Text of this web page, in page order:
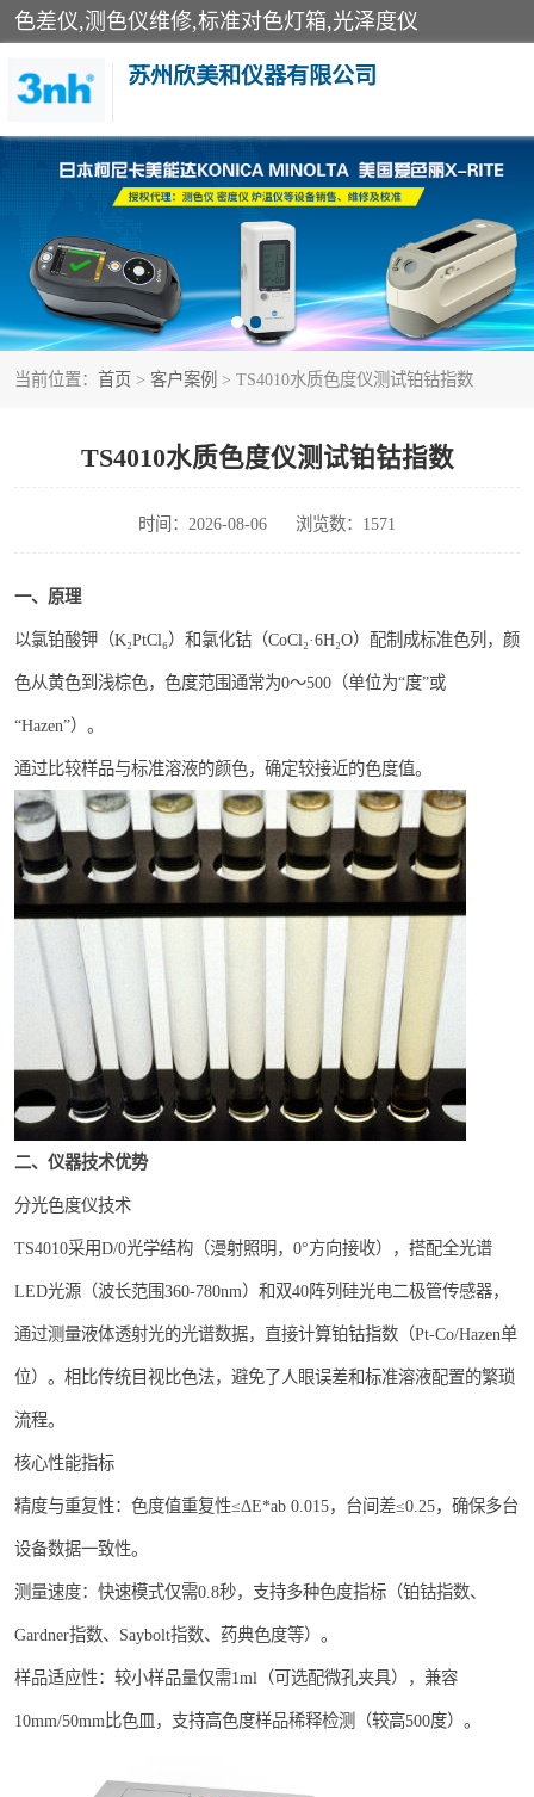
色差仪,测色仪维修,标准对色灯箱,光泽度仪
苏州欣美和仪器有限公司
当前位置： 首页 > 客户案例 > TS4010水质色度仪测试铂钴指数
TS4010水质色度仪测试铂钴指数
时间：2026-08-06 浏览数：1571
一、原理
以氯铂酸钾（K₂PtCl₆）和氯化钴（CoCl₂·6H₂O）配制成标准色列，颜
色从黄色到浅棕色，色度范围通常为0～500（单位为“度”或
“Hazen”）。
通过比较样品与标准溶液的颜色，确定较接近的色度值。
二、仪器技术优势
分光色度仪技术
TS4010采用D/0光学结构（漫射照明，0°方向接收），搭配全光谱
LED光源（波长范围360-780nm）和双40阵列硅光电二极管传感器，
通过测量液体透射光的光谱数据，直接计算铂钴指数（Pt-Co/Hazen单
位）。相比传统目视比色法，避免了人眼误差和标准溶液配置的繁琐
流程。
核心性能指标
精度与重复性：色度值重复性≤ΔE*ab 0.015，台间差≤0.25，确保多台
设备数据一致性。
测量速度：快速模式仅需0.8秒，支持多种色度指标（铂钴指数、
Gardner指数、Saybolt指数、药典色度等）。
样品适应性：较小样品量仅需1ml（可选配微孔夹具），兼容
10mm/50mm比色皿，支持高色度样品稀释检测（较高500度）。
3nh色差仪
分光色差仪
美能达色差计
3nh分光测色仪
炉温仪维修
行业色差仪
通用仪器产品
配色软件
印刷看样台
条码扫描仪维修